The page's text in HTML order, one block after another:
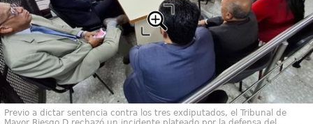
Previo a dictar sentencia contra los tres exdiputados, el Tribunal de